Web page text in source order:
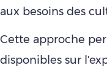
aux besoins des
Cette approche
disponibles sur